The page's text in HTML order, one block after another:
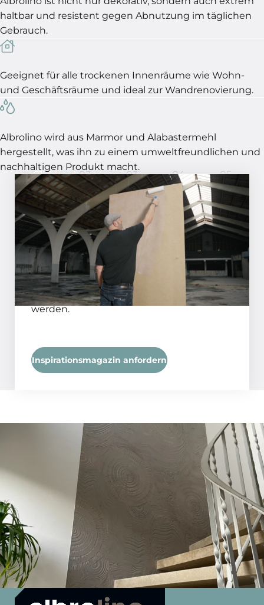
haltbar und resistent gegen Abnutzung im täglichen
Gebrauch.
Geeignet für alle trockenen Innenräume wie Wohn-
und Geschäftsräume und ideal zur Wandrenovierung.
Albrolino wird aus Marmor und Alabastermehl
hergestellt, was ihn zu einem umweltfreundlichen und
nachhaltigen Produkt macht.
01 02 03 04 05
In 5 Schritten ein perfektes
Ergebnis!
SCHRITT 01
Bereiten Sie die Oberfläche mit einer
Quarzgrundierung vor. Bei stark
saugenden Untergründen kann die
Grundierung 1:1 mit Wasser verdünnt
werden.
Inspirationsmagazin anfordern